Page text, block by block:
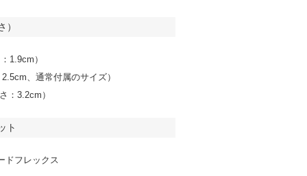
）
1.9cm）
、通常付属のサイズ）
：3.2cm）
ト
ドフレックス